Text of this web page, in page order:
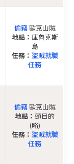
偷竊歐克山賊
地點： 庫魯克斯
島
任務： 盜賊就職
任務
偷竊歐克山賊
地點： 頭目的
(略)
任務： 盜賊就職
任務